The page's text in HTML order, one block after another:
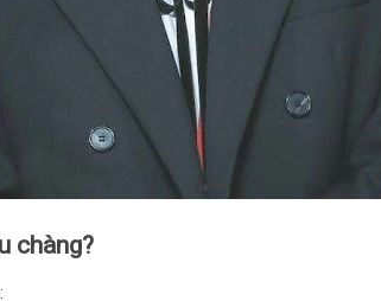
chàng?
: